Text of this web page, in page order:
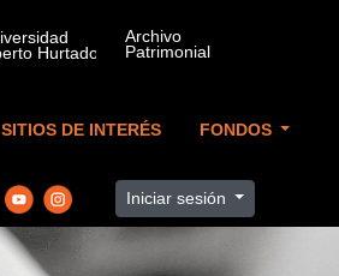
SITIOS DE INTERÉS FONDOS
Iniciar sesión